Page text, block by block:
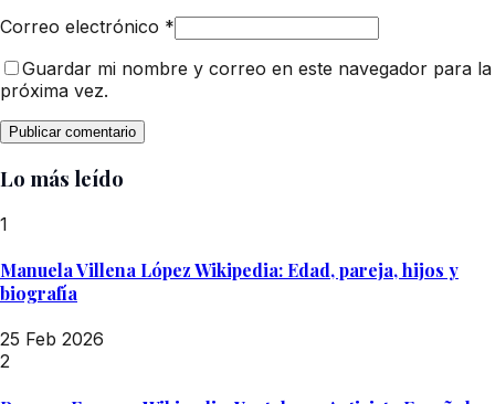
Correo electrónico *
Guardar mi nombre y correo en este navegador para la
próxima vez.
Lo más leído
1
Manuela Villena López Wikipedia: Edad, pareja, hijos y
biografía
25 Feb 2026
2